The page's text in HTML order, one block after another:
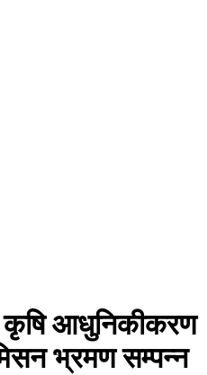
कृषि आधुनिकीकरण
भ्रमण सम्पन्न